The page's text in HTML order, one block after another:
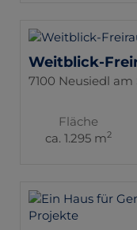
Weitblick-
7100 Neusiedl am
Fläche
ca. 1.295 m2